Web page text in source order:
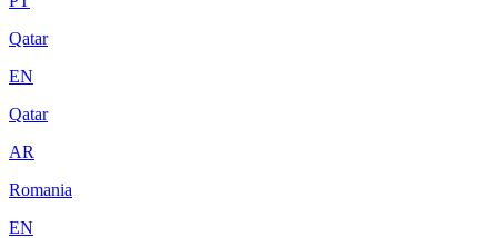
Qatar
EN
Qatar
AR
Romania
EN